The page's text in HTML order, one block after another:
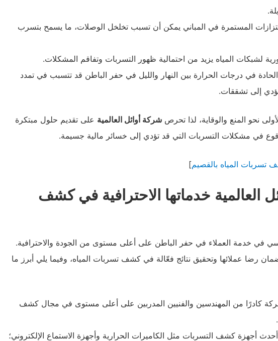
المستمرة في المباني يمكن أن تسبب تخلخل الوصلات، ما يسمح بتسرب
لشبكات المياه يزيد من احتمالية ظهور التسربات وتفاقم المشكلات.
في درجات الحرارة بين النهار والليل في حفر الباطن قد تتسبب في تمدد
إلى تشققات.
نحو المنع والوقاية، لذا تحرص شركة أوائل العالمية على تقديم حلول مبتكرة
في مشكلات التسربات التي قد تؤدي إلى خسائر مالية جسيمة.
المياه بالقصيم]
العالمية خدماتها الاحترافية في كشف
في خدمة العملاء في حفر الباطن على أعلى مستوى من الجودة والاحترافية.
رضا عملائها وتحقيق نتائج فعّالة في كشف تسربات المياه، وفيما يلي أبرز ما
كادرًا من المهندسين والفنيين المدربين على أعلى مستوى في مجال كشف
أحدث أجهزة كشف التسربات مثل الكاميرات الحرارية وأجهزة الاستماع الإلكتروني؛